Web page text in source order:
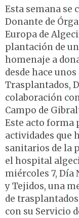
Esta semana se
Donante de
Europa de
plantación de
homenaje a
desde hace
Trasplantados,
colaboración
Campo de
Este acto forma
actividades que
sanitarios de la
el hospital
miércoles 7, Día
y Tejidos, una
de
con su Servicio